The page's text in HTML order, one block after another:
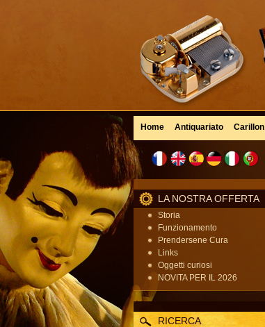
Home Antiquariato Carillon
LA NOSTRA OFFERTA
Storia
Funzionamento
Prendersene Cura
Links
Oggetti curiosi
NOVITA PER IL 2026
RICERCA